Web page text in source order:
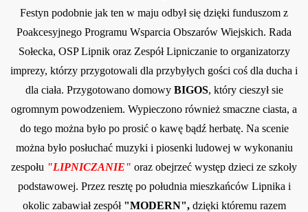
Festyn podobnie jak ten w maju odbył się dzięki funduszom z
Poakcesyjnego Programu Wsparcia Obszarów Wiejskich. Rada
Sołecka, OSP Lipnik oraz Zespół Lipniczanie to organizatorzy
imprezy, którzy przygotowali dla przybyłych gości coś dla ducha i
dla ciała. Przygotowano domowy BIGOS, który cieszył sie
ogromnym powodzeniem. Wypieczono również smaczne ciasta, a
do tego można było po prosić o kawę bądź herbatę. Na scenie
można było posłuchać muzyki i piosenki ludowej w wykonaniu
zespołu "LIPNICZANIE" oraz obejrzeć występ dzieci ze szkoły
podstawowej. Przez resztę po południa mieszkańców Lipnika i
okolic zabawiał zespół "MODERN", dzięki któremu razem